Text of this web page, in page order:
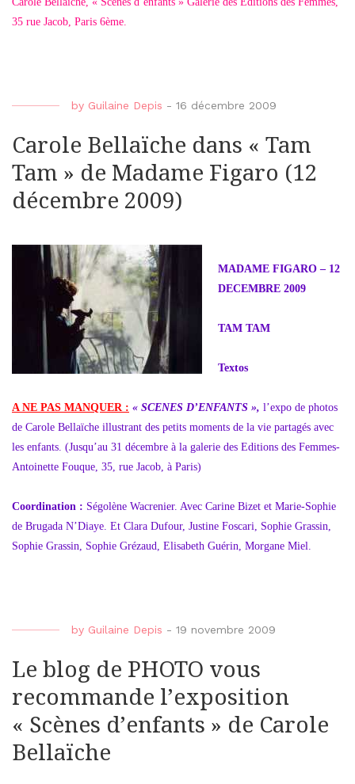
35 rue Jacob, Paris 6ème.
by Guilaine Depis - 16 décembre 2009
Carole Bellaïche dans « Tam
Tam » de Madame Figaro (12
décembre 2009)
MADAME FIGARO – 12
DECEMBRE 2009
TAM TAM
Textos
A NE PAS MANQUER : « SCENES D’ENFANTS », l’expo de photos
de Carole Bellaïche illustrant des petits moments de la vie partagés avec
les enfants. (Jusqu’au 31 décembre à la galerie des Editions des Femmes-
Antoinette Fouque, 35, rue Jacob, à Paris)
Coordination : Ségolène Wacrenier. Avec Carine Bizet et Marie-Sophie
de Brugada N’Diaye. Et Clara Dufour, Justine Foscari, Sophie Grassin,
Sophie Grassin, Sophie Grézaud, Elisabeth Guérin, Morgane Miel.
by Guilaine Depis - 19 novembre 2009
Le blog de PHOTO vous
recommande l’exposition
« Scènes d’enfants » de Carole
Bellaïche